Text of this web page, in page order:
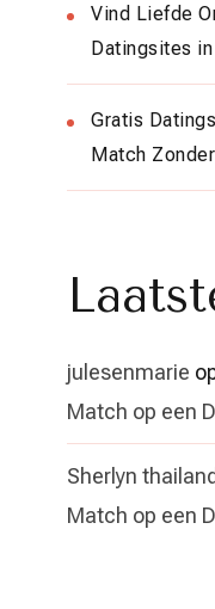
Vind Liefde
Datingsites
Gratis
Match
julesenmarie
Match op een
Sherlyn thailand
Match op een